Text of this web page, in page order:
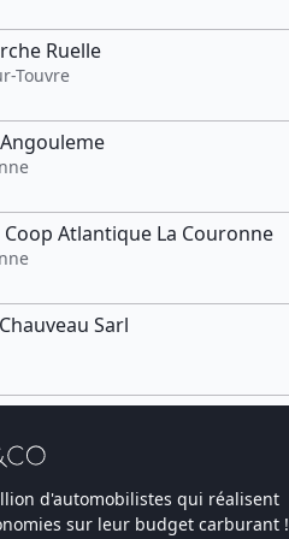
Ruelle
Touvre
Coop Atlantique La Couronne
Sarl
d'automobilistes qui réalisent
sur leur budget carburant !